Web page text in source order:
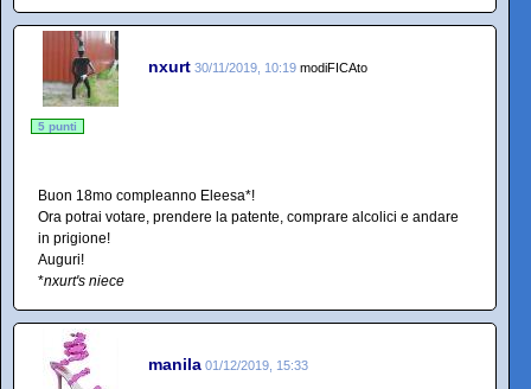
nxurt 30/11/2019, 10:19 modiFICAto
5 punti
Buon 18mo compleanno Eleesa*!
Ora potrai votare, prendere la patente, comprare alcolici e andare
in prigione!
Auguri!
*nxurt's niece
manila 01/12/2019, 15:33